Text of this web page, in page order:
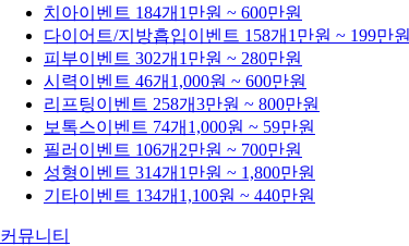
치아이벤트 184개 1만원 ~ 600만원
다이어트/지방흡입이벤트 158개 1만원 ~ 199만원
피부이벤트 302개 1만원 ~ 280만원
시력이벤트 46개 1,000원 ~ 600만원
리프팅이벤트 258개3만원 ~ 800만원
보톡스이벤트 74개 1,000원 ~ 59만원
필러 이벤트 106개 2만원 ~ 700만원
성형이벤트 314개 1만원 ~ 1,800만원
기타이벤트 134개 1,100원 ~ 440만원
커뮤니티